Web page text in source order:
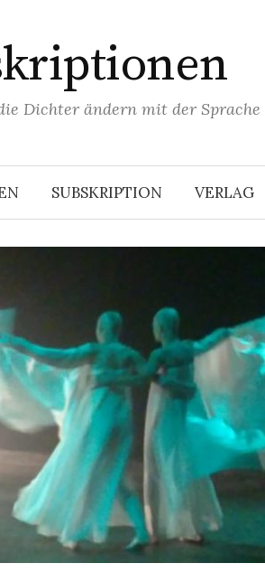
Dichter ändern mit der
SUBSKRIPTION VERLAG